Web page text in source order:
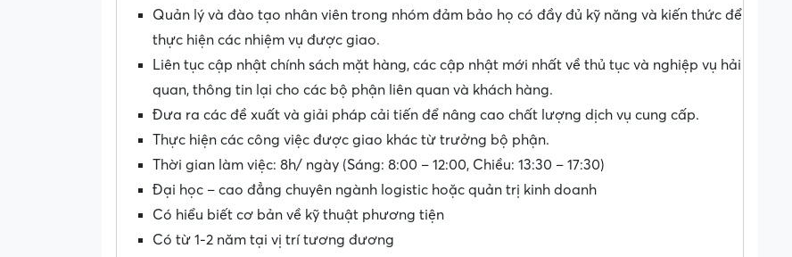
Quản lý và đào tạo nhân viên trong nhóm đảm bảo họ có đầy đủ kỹ năng và kiến thức để
thực hiện các nhiệm vụ được giao.
Liên tục cập nhật chính sách mặt hàng, các cập nhật mới nhất về thủ tục và nghiệp vụ hải
quan, thông tin lại cho các bộ phận liên quan và khách hàng.
Đưa ra các đề xuất và giải pháp cải tiến để nâng cao chất lượng dịch vụ cung cấp.
Thực hiện các công việc được giao khác từ trưởng bộ phận.
Thời gian làm việc: 8h/ ngày (Sáng: 8:00 – 12:00, Chiều: 13:30 – 17:30)
Đại học – cao đẳng chuyên ngành logistic hoặc quản trị kinh doanh
Có hiểu biết cơ bản về kỹ thuật phương tiện
Có từ 1-2 năm tại vị trí tương đương